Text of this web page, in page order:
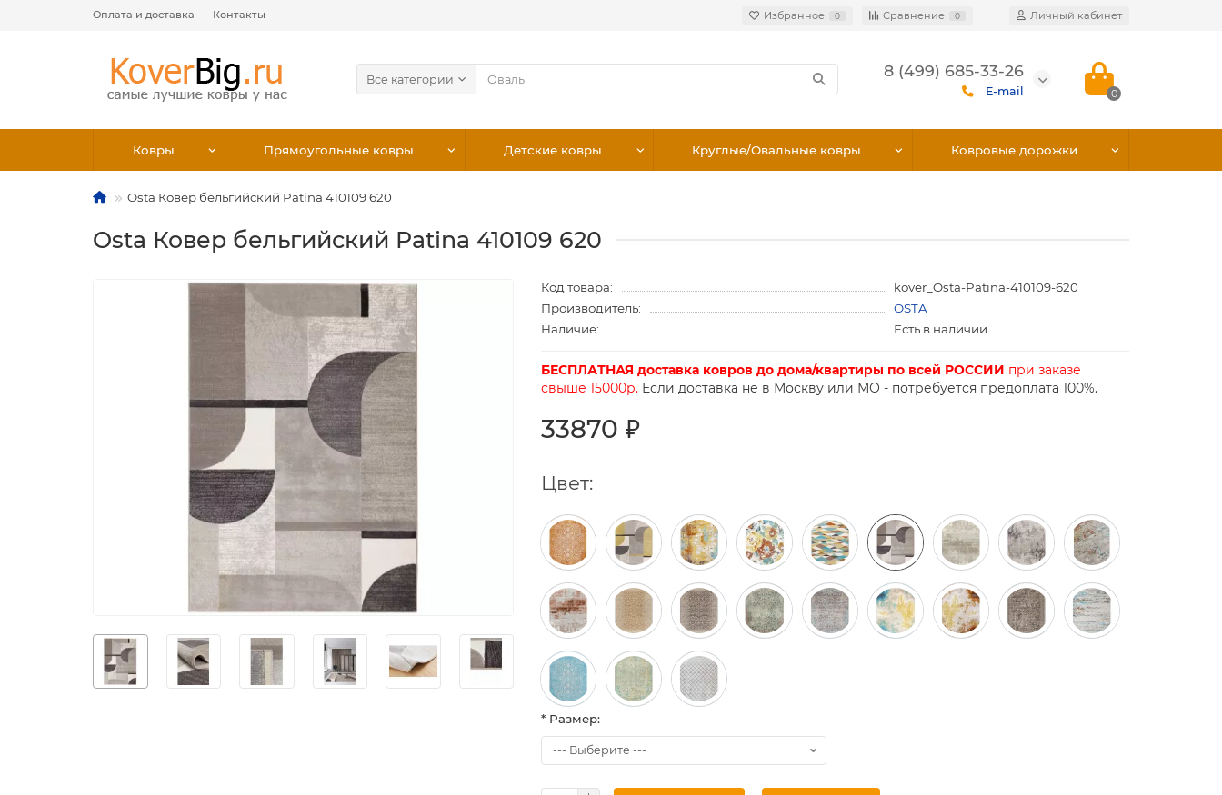
Оплата и доставка Контакты Избранное 0 Сравнение 0 Личный кабинет
Все категории 8 (499) 685-33-26
E-mail 0
Ковры Прямоугольные ковры Детские ковры Круглые/Овальные ковры Ковровые дорожки
Osta Ковер бельгийский Patina 410109 620
Osta Ковер бельгийский Patina 410109 620
Код товара:
kover_Osta-Patina-410109-620
Производитель:
OSTA
Наличие:
Есть в наличии
БЕСПЛАТНАЯ доставка ковров до дома/квартиры по всей РОССИИ при заказе
свыше 15000р. Если доставка не в Москву или МО - потребуется предоплата 100%.
33870 ₽
Цвет:
* Размер: